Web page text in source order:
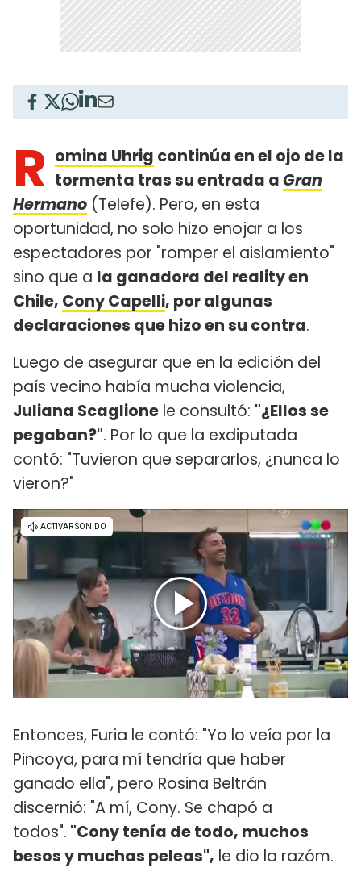
R omina Uhrig continúa en el ojo de la
tormenta tras su entrada aGran
Hermano (Telefe). Pero, en esta
oportunidad, no solo hizo enojar a los
espectadores por "romper el aislamiento"
sino que a la ganadora del reality en
Chile, Cony Capelli, por algunas
declaraciones que hizo en su contra.
Luego de asegurar que en la edición del
país vecino había mucha violencia,
Juliana Scaglione le consultó: "¿Ellos se
pegaban?". Por lo que la exdiputada
contó: "Tuvieron que separarlos, ¿nunca lo
vieron?"
Entonces, Furia le contó: "Yo lo veía por la
Pincoya, para mí tendría que haber
ganado ella", pero Rosina Beltrán
discernió: "A mí, Cony. Se chapó a
todos". "Cony tenía de todo, muchos
besos y muchas peleas", le dio la razóm.